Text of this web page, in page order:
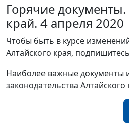
Горячие
край. 4 апреля 2020
Чтобы быть в курсе
Алтайского края,
Наиболее важные документы
законодательства Алтайского